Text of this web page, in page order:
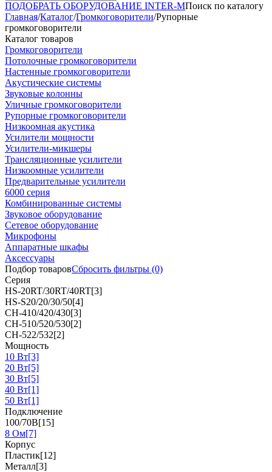
ПОДОБРАТЬ ОБОРУДОВАНИЕ INTER-MПоиск по каталогу
Главная/Каталог/Громкоговорители/Рупорные
громкоговорители
Каталог товаров
Громкоговорители
Потолочные громкоговорители
Настенные громкоговорители
Акустические системы
Звуковые колонны
Уличные громкоговорители
Рупорные громкоговорители
Низкоомная акустика
Усилители мощности
Усилители-микшеры
Трансляционные усилители
Низкоомные усилители
Предварительные усилители
6000 серия
Комбинированные системы
Звуковое оборудование
Сетевое оборудование
Микрофоны
Аппаратные шкафы
Аксессуары
Подбор товаровСбросить фильтры (0)
Серия
HS-20RT/30RT/40RT[3]
HS-S20/20/30/50[4]
CH-410/420/430[3]
CH-510/520/530[2]
CH-522/532[2]
Мощность
10 Вт[3]
20 Вт[5]
30 Вт[5]
40 Вт[1]
50 Вт[1]
Подключение
100/70В[15]
8 Ом[7]
Корпус
Пластик[12]
Металл[3]